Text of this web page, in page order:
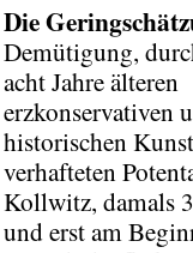
Die
Demütigung,
acht Jahre älteren
erzkonservativen
historischen
verhafteten
Kollwitz, damals
und erst am